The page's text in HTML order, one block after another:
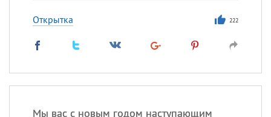
Открытка 222
Мы вас с новым годом наступающим